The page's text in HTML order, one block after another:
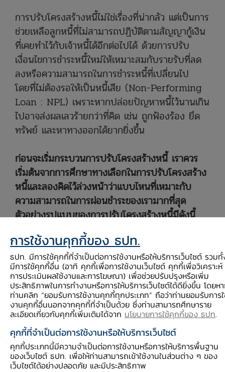
การปรับโครงสร้างหนี้ไม่ใช่เรื่องที่น่ากลัว แต่เป็นการ
ช่วยเหลือลูกหนี้ที่ไม่สามารถปฏิบัติตามสัญญากู้เงิน
ที่เคยทำไว้กับเจ้าหนี้ได้อีกต่อไปได้ ด้วยการปรับ
เงื่อนไขการชำระหนี้ใหม่ให้เหมาะสมกับรายรับที่ลด
ลงหรือความสามารถในการชำระหนี้ที่เปลี่ยนไป
โดยที่ไม่ต้องรอให้เป็นหนี้เสีย (Non-Performing
Loan : NPL) เพราะหากปล่อยปัญหาหนี้ไว้นานเกิน
ไปอาจส่งผลเลวร้ายกว่าที่คิด เช่น ถูกฟ้องร้อง ยึด
ทรัพย์ และหาทางออกได้ยากยิ่งขึ้น
ก่อนจะเริ่มกระบวนการปรับโครงสร้างหนี้ เราควร
เริ่มต้นจากการศึกษาทางเลือกในการปรับโครงสร้าง
หนี้และลองคิดไว้ล่วงหน้าว่าแบบไหนที่เหมาะกับ
ความสามารถในการผ่อนชำระของเรามากที่สุด
ตัวอย่างรูปแบบของการปรับโครงสร้างหนี้มีดังนี้
1. ขอขยายเวลาชำระหนี้หรือการยืดระยะเวลาชำระ
หนี้ออกไปซึ่งจะทำให้ค่างวดลดลง เช่น สัญญาฉบับ
เดิมมีระยะเวลาการกู้อยู่ที่ 10 ปี ค่างวดอยู่ที่
10,000 บาทต่อเดือน ผ่อนชำระมาแล้ว 7 ปี เหลือ
ระยะเวลาผ่อนอยู่ 3 ปี แต่เมื่อเริ่มผ่อนไม่ไหว จึงขอ
เจรจาขยายเวลาชำระหนี้กับเจ้าหนี้ออกไปจาก 3 ปี
เป็น 5 ปี เพื่อให้ยอดผ่อนชำระต่อเดือนลดลงต่ำกว่า
10,000 บาท เพื่อลดภาระในการจ่ายค่างวดแต่ละ
เดือนให้แก่ลูกหนี้ได้
การใช้งานคุกกี้ของ ธปท.
ธปท. มีการใช้คุกกี้ที่จำเป็นต่อการใช้งานหรือให้บริการเว็บไซต์ รวม
มีการใช้คุกกี้อื่น (อาทิ คุกกี้เพื่อการใช้งานเว็บไซต์ คุกกี้เพื่อวิเคราะห์
การประเมินผลใช้งานและการโฆษณา) เพื่อช่วยปรับปรุงหรือเพิ่ม
ประสิทธิภาพในการทำงานหรือการให้บริการเว็บไซต์ได้ดียิ่งขึ้น โดยห
ท่านคลิก “ยอมรับการใช้งานคุกกี้ทุกประเภท” ถือว่าท่านยอมรับการ
งานคุกกี้อื่นนอกจากคุกกี้ที่จำเป็นด้วย ซึ่งท่านสามารถศึกษาราย
ละเอียดเกี่ยวกับคุกกี้เพิ่มเติมได้จาก นโยบายการใช้คุกกี้ของ ธปท.
คุกกี้ที่จำเป็นต่อการใช้งานหรือให้บริการเว็บไซต์
คุกกี้ประเภทนี้มีความจำเป็นต่อการใช้งานหรือการให้บริการพื้นฐาน
ของเว็บไซต์ ธปท. เพื่อให้ท่านสามารถเข้าใช้งานในส่วนต่าง ๆ ของ
เว็บไซต์ได้อย่างปลอดภัย และมีประสิทธิภาพ